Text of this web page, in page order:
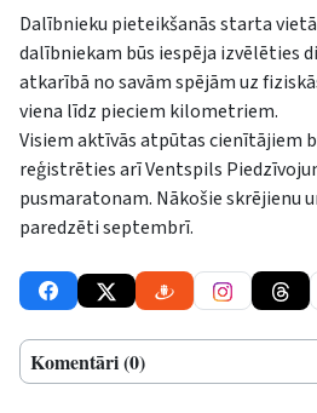
Dalībnieku pieteikšanās starta
dalībniekam būs iespēja izvēlēties
atkarībā no savām spējām uz
viena līdz pieciem kilometriem.
Visiem aktīvās atpūtas cienītājiem
reģistrēties arī Ventspils
pusmaratonam. Nākošie skrējienu
paredzēti septembrī.
Komentāri (0)